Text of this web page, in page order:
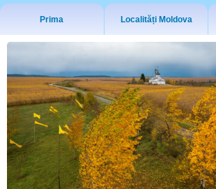
Prima Localități Moldova